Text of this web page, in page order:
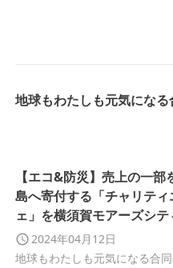
地球もわたしも元気にな
【エコ&防災】売上の一部
島へ寄付する「チャリティ
ェ」を横須賀モアーズシテ
催 2024年04月12日
地球もわたしも元気になる合